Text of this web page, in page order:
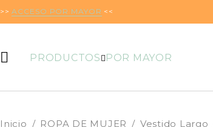
>>ACCESO POR MAYOR <<
PRODUCTOS POR MAYOR
Inicio / ROPA DE MUJER / Vestido Largo